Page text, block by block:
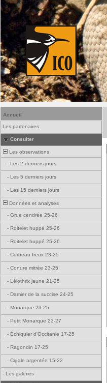
Accueil
Les partenaires
Consulter
Les observations
- Les 2 derniers jours
- Les 5 derniers jours
- Les 15 derniers jours
Données et analyses
- Grue cendrée 25-26
- Roitelet huppé 25-26
- Roitelet huppé 25-26
- Corbeau freux 23-25
- Conure mitrée 23-25
- Léiothrix jaune 21-25
- Damier de la succise 24-25
- Monarque 23-25
- Petit Monarque 23-27
- Échiquier d'Occitanie 17-25
- Ragondin 17-25
- Cigale argentée 15-22
- Les galeries